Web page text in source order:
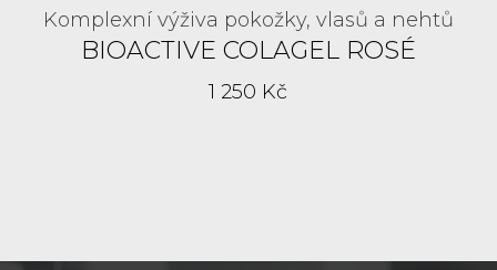
Komplexní výživa pokožky, vlasů a nehtů
BIOACTIVE COLAGEL ROSÉ
1 250 Kč